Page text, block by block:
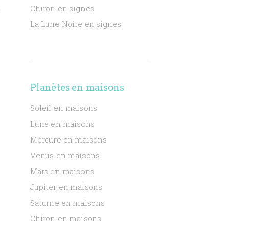
Chiron en signes
La Lune Noire en signes
Planètes en maisons
Soleil en maisons
Lune en maisons
Mercure en maisons
Vénus en maisons
Mars en maisons
Jupiter en maisons
Saturne en maisons
Chiron en maisons